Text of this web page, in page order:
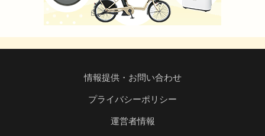
情報提供・お問い合わせ
プライバシーポリシー
運営者情報